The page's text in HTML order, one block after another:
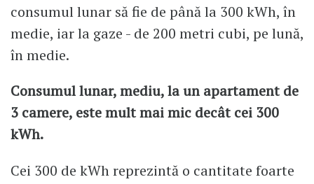
consumul lunar să fie de până la 300 kWh, în
medie, iar la gaze - de 200 metri cubi, pe lună,
în medie.
Consumul lunar, mediu, la un apartament de
3 camere, este mult mai mic decât cei 300
kWh.
Cei 300 de kWh reprezintă o cantitate foarte